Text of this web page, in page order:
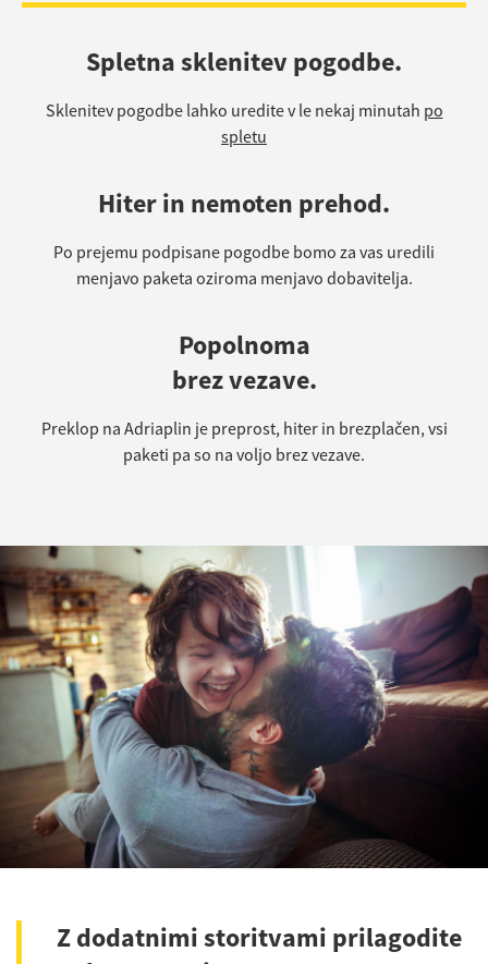
Spletna sklenitev pogodbe.
Sklenitev pogodbe lahko uredite v le nekaj minutah po
spletu
Hiter in nemoten prehod.
Po prejemu podpisane pogodbe bomo za vas uredili
menjavo paketa oziroma menjavo dobavitelja.
Popolnoma
brez vezave.
Preklop na Adriaplin je preprost, hiter in brezplačen, vsi
paketi pa so na voljo brez vezave.
Z dodatnimi storitvami prilagodite